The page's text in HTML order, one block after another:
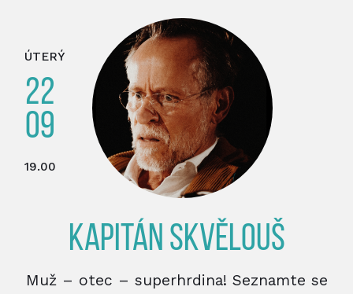
ÚTERÝ
22
09
19.00
KAPITÁN SKVĚLOUŠ
Muž – otec – superhrdina! Seznamte se